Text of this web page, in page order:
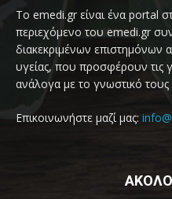
Το emedi.gr είναι ένα portal
περιεχόμενο του emedi.gr
διακεκριμένων επιστημόνων
υγείας, που προσφέρουν τις
ανάλογα με το γνωστικό τους
Επικοινωνήστε μαζί μας: